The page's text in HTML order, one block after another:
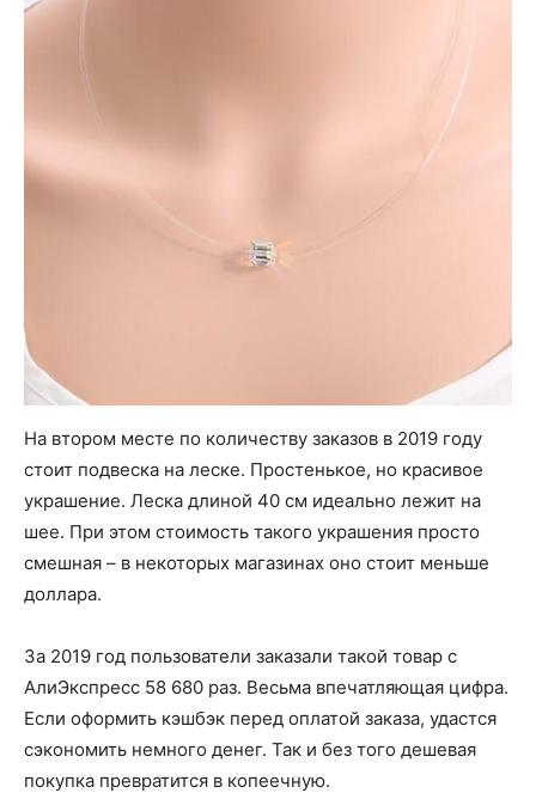
На втором месте по количеству заказов в 2019 году
стоит подвеска на леске. Простенькое, но красивое
украшение. Леска длиной 40 см идеально лежит на
шее. При этом стоимость такого украшения просто
смешная – в некоторых магазинах оно стоит меньше
доллара.
За 2019 год пользователи заказали такой товар с
АлиЭкспресс 58 680 раз. Весьма впечатляющая цифра.
Если оформить кэшбэк перед оплатой заказа, удастся
сэкономить немного денег. Так и без того дешевая
покупка превратится в копеечную.